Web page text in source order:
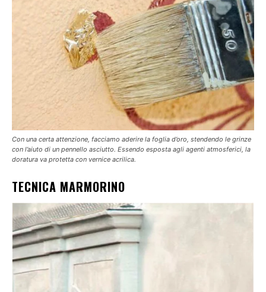
Con una certa attenzione, facciamo aderire la foglia d’oro, stendendo le grinze
con l’aiuto di un pennello asciutto. Essendo esposta agli agenti atmosferici, la
doratura va protetta con vernice acrilica.
TECNICA MARMORINO